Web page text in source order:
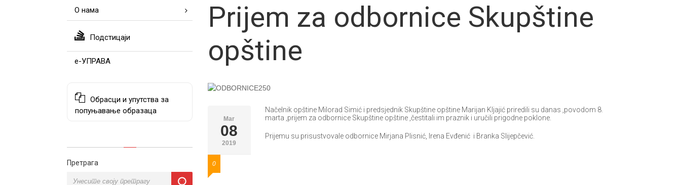
О нама
Подстицаји
е-УПРАВА
Обрасци и упутства за
попуњавање образаца
Претрага
Prijem za odbornice Skupštine
opštine
Mar
08
2019
0
Načelnik opštine Milorad Simić i predsjednik Skupštine opštine Marijan Kljajić priredili su danas ,povodom 8.
marta ,prijem za odbornice Skupštine opštine ,čestitali im praznik i uručili prigodne poklone.
Prijemu su prisustvovale odbornice Mirjana Plisnić, Irena Evđenić i Branka Slijepčević.